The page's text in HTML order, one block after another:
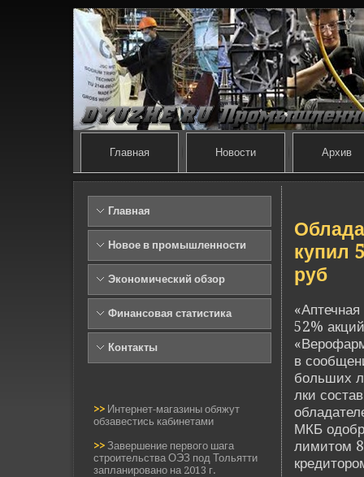
Главная Новости Архив
Главная
Новое в промышленности
Экономический обзор
Финансовая статистика
Контакты
>> Интернет-магазины обяжут
обзавестись кабинетами
>> Завершение первого шага
строительства ОЭЗ под Тольятти
запланировано на 2013 г.
купил
руб
52%
в
больших
лки
МКБ
лимитом